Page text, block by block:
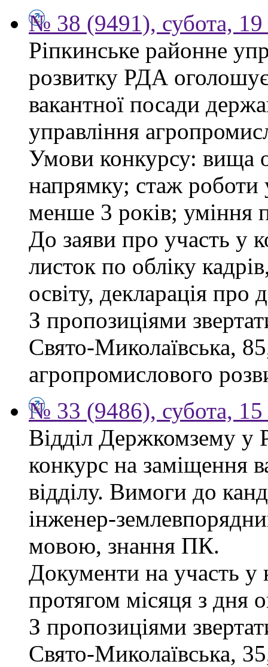
№ 38 (9491), субота, 19
Ріпкинське районне
розвитку РДА
вакантної посади
управління
Умови конкурсу: вища
напрямку; стаж роботи
менше 3 років; уміння
До заяви про участь у
листок по обліку
освіту, декларація про
З пропозиціями
Свято-Миколаївська,
агропромислового
№ 33 (9486), субота, 15
Відділ Держкомзему у
конкурс на заміщення
відділу. Вимоги до
інженер-
мовою, знання ПК.
Документи на участь у
протягом місяця з дня
З пропозиціями
Свято-Миколаївська,